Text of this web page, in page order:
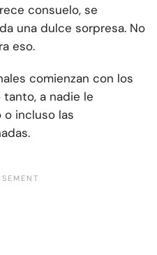
consuelo, se
una dulce sorpresa. No
eso.
comienzan con los
a nadie le
incluso las